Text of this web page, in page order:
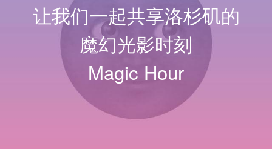
让我们一起共享洛杉矶的
魔幻光影时刻
Magic Hour